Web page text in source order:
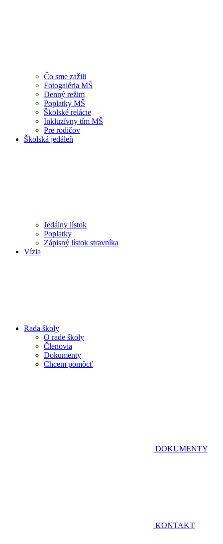
Čo sme zažili
Fotogaléria MŠ
Denný režim
Poplatky MŠ
Školské relácie
Inkluzívny tím MŠ
Pre rodičov
Školská jedáleň
Jedálny lístok
Poplatky
Zápisný lístok stravníka
Vízia
Rada školy
O rade školy
Členovia
Dokumenty
Chcem pomôcť
DOKUMENTY
KONTAKT